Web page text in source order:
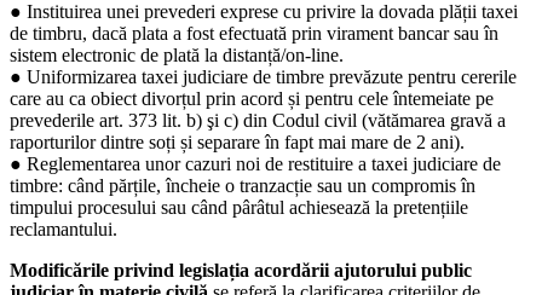
● Instituirea unei prevederi exprese cu privire la dovada plății taxei
de timbru, dacă plata a fost efectuată prin virament bancar sau în
sistem electronic de plată la distanță/on-line.
● Uniformizarea taxei judiciare de timbre prevăzute pentru cererile
care au ca obiect divorțul prin acord și pentru cele întemeiate pe
prevederile art. 373 lit. b) şi c) din Codul civil (vătămarea gravă a
raporturilor dintre soți și separare în fapt mai mare de 2 ani).
● Reglementarea unor cazuri noi de restituire a taxei judiciare de
timbre: când părțile, încheie o tranzacție sau un compromis în
timpului procesului sau când pârâtul achiesează la pretențiile
reclamantului.
Modificările privind legislația acordării ajutorului public